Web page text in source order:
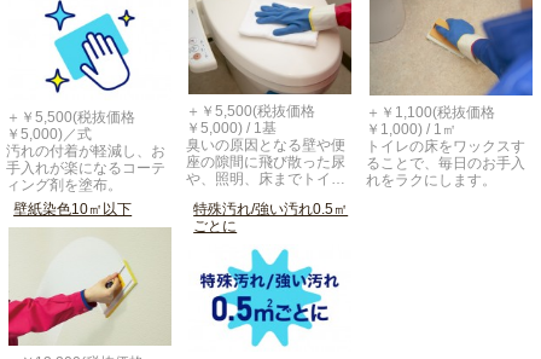
＋￥5,500(税抜価格
￥5,000)／式
汚れの付着が軽減し、お
手入れが楽になるコーテ
ィング剤を塗布。
＋￥5,500(税抜価格
￥5,000) / 1基
臭いの原因となる壁や便
座の隙間に飛び散った尿
や、照明、床までトイ…
＋￥1,100(税抜価格
￥1,000) / 1㎡
トイレの床をワックスす
ることで、毎日のお手入
れをラクにします。
壁紙染色10㎡以下
特殊汚れ/強い汚れ0.5㎡
ごとに